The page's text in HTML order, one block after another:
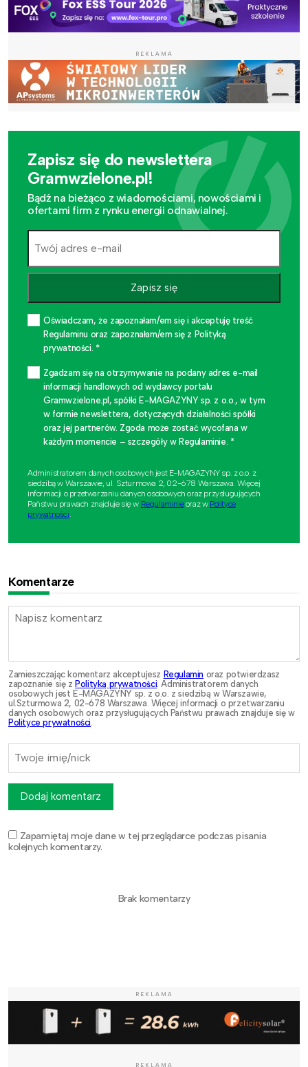
REKLAMA
Zapisz się do newslettera
Gramwzielone.pl!
Bądź na bieżąco z wiadomościami, nowościami i
ofertami firm z rynku energii odnawialnej.
Zapisz się
Oświadczam, że zapoznałam/em się i akceptuję treść
Regulaminu oraz zapoznałam/em się z Polityką
prywatności. *
Zgadzam się na otrzymywanie na podany adres e-mail
informacji handlowych od wydawcy portalu
Gramwzielone.pl, spółki E-MAGAZYNY sp. z o.o., w tym
w formie newslettera, dotyczących działalności spółki
oraz jej partnerów. Zgoda może zostać wycofana w
każdym momencie – szczegóły w Regulaminie. *
Administratorem danych osobowych jest E-MAGAZYNY sp. z o.o. z
siedzibą w Warszawie, ul. Szturmowa 2, 02-678 Warszawa. Więcej
informacji o przetwarzaniu danych osobowych oraz przysługujących
Państwu prawach znajduje się w Regulaminieoraz w Polityce
prywatności.
Komentarze
Zamieszczając komentarz akceptujesz Regulamin oraz potwierdzasz
zapoznanie się zPolityką prywatności . Administratorem danych
osobowych jest E-MAGAZYNY sp. z o.o. z siedzibą w Warszawie,
ul.Szturmowa 2, 02-678 Warszawa. Więcej informacji o przetwarzaniu
danych osobowych oraz przysługujących Państwu prawach znajduje się w
Polityce prywatności
Zapamiętaj moje dane w tej przeglądarce podczas pisania
kolejnych komentarzy.
Dodaj komentarz
Brak komentarzy
REKLAMA
REKLAMA